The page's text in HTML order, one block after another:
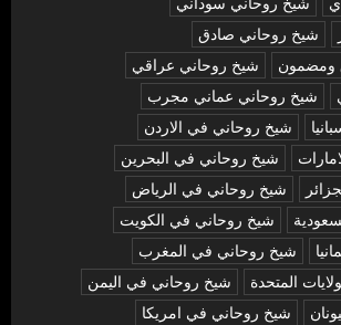
شيخ روحاني صادق
ومضمون
شيخ روحاني عراقي
شيخ روحاني عماني مجرب
شيخ روحاني في الاردن
شيخ روحاني في البحرين
شيخ روحاني في الرياض
شيخ روحاني في الكويت
شيخ روحاني في المغرب
المتحدة
شيخ روحاني في اليمن
شيخ روحاني في امريكا